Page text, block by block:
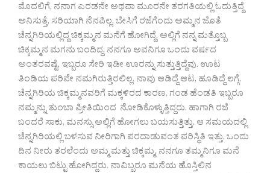
ಮೊದಲಿಗೆ, ನನಾಗ ಎರಡನೇ ಅಥವಾ ಮೂರನೇ ತರಗತಿಯಲ್ಲಿ ಓದುತ್ತಿದ್ದೆ
ಅನಿಸುತ್ತೆ, ಸರಿಯಾಗಿ ನೆನಪಿಲ್ಲ. ಬೇಸಿಗೆ ರಜೆಗೆಂದು ಅಮ್ಮನ ಜೊತೆ
ಚೆನ್ನಗಿರಿಯಲ್ಲಿದ್ದ ಚಿಕ್ಕಮ್ಮನ ಮನೆಗೆ ಹೋಗಿದ್ದೆ. ಅಲ್ಲಿಗೆ ನನ್ನ ಮತ್ತೊಬ್ಬ
ಚಿಕ್ಕಮ್ಮನ ಮಗನು ಬಂದಿದ್ದ. ನನಗೂ ಅವನಿಗೂ ಒಂದು ವರ್ಷದ
ಅಂತರವಷ್ಟೆ. ಇಬ್ಬರೂ ಸೇರಿ ಇಡೀ ಊರನ್ನು ಸುತ್ತುತ್ತಿದ್ದೆವು. ಊಟ
ತಿಂಡಿಯ ಪರಿವೇ ನಮಗಿರುತ್ತಿರಲಿಲ್ಲ. ನಾವು ಆಡಿದ್ದೆ ಆಟ, ಹೂಡಿದ್ದೆ ಲಗ್ಗೆ.
ಚೆನ್ನಗಿರಿಯ ಚಿಕ್ಕಮ್ಮನವರಿಗೆ ಮಕ್ಕಳಿರದ ಕಾರಣ, ಗಂಡ ಹೆಂಡತಿ ಇಬ್ಬರೂ
ನಮ್ಮನ್ನು ತುಂಬಾ ಪ್ರೀತಿಯಿಂದ ನೋಡಿಕೊಳ್ಳುತ್ತಿದ್ದರು. ಹಾಗಾಗಿ ರಜೆ
ಬಂದರೆ ಸಾಕು, ಮನಸ್ಸು ಅಲ್ಲಿಗೆ ಹೋಗಲು ಬಯಸುತ್ತಿತ್ತು. ಆ ಸಮಯದಲ್ಲಿ
ಚೆನ್ನಗಿರಿಯಲ್ಲಿ ಬಳಸುವ ನೀರಿಗಾಗಿ ಪರದಾಡುವಂತ ಪರಿಸ್ಥಿತಿ ಇತ್ತು. ಒಂದು
ದಿನ ನೀರು ತರಲೆಂದು ಅಮ್ಮ ಮತ್ತು ಚಿಕ್ಕಮ್ಮ, ನನಗೂ ತಮ್ಮನಿಗೂ ಮನೆ
ಕಾಯಲು ಬಿಟ್ಟು ಹೋಗಿದ್ದರು. ನಾವಿಬ್ಬರೂ ಮನೆಯ ಹೊಸ್ತಿಲಿನ